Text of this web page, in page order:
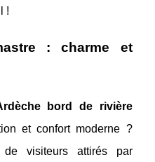
!
: charme et
bord de rivière
et confort moderne ?
visiteurs attirés par